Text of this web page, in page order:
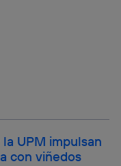
UPM impulsan
con viñedos